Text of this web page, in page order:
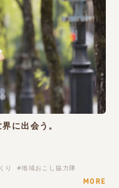
に出会う。
り 地域おこし協力隊
MORE